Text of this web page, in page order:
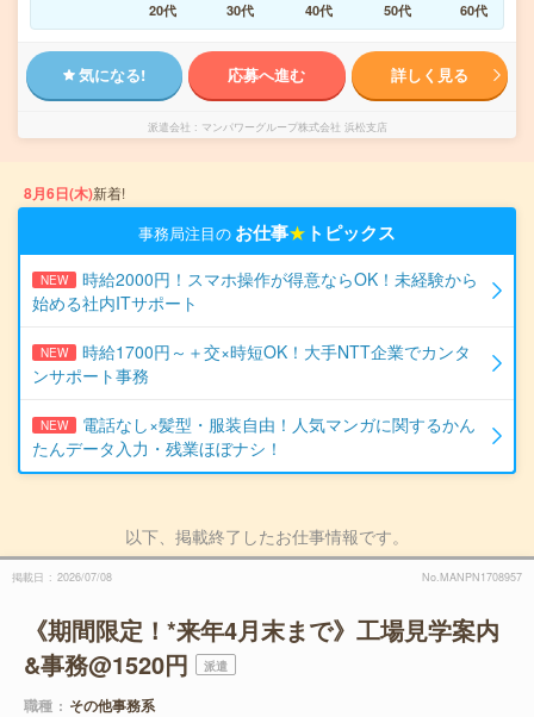
20代
30代 40代 50代 60代
気になる! 応募へ進む 詳しく見る
派遣会社 マンパワーグループ株式会社 浜松支店
8月6日(木)新着!
事務局注目の お仕事★ トピックス
NEW
時給2000円！スマホ操作が得意ならOK！未経験から
始める社内ITサポート
NEW
時給1700円～＋交×時短OK！大手NTT企業でカンタ
ンサポート事務
NEW
電話なし×髪型・服装自由！人気マンガに関するかん
たんデータ入力・残業ほぼナシ！
以下、掲載終了したお仕事情報です。
掲載日 2026/07/08 No.MANPN1708957
《期間限定！*来年4月末まで》工場見学案内
&事務@1520円
派遣
職種
その他事務系